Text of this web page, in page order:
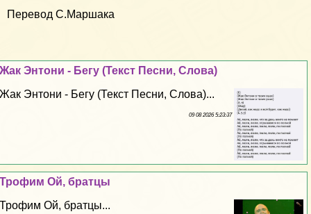
Перевод С.Маршака
Жак Энтони - Бегу (Текст Песни, Слова)
Жак Энтони - Бегу (Текст Песни, Слова)...
09 08 2026 5:23:37
Трофим Ой, братцы
Трофим Ой, братцы...